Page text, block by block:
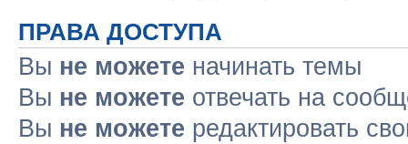
ПРАВА ДОСТУПА
Вы не можете начинать темы
Вы не можете отвечать на
Вы не можете редактировать